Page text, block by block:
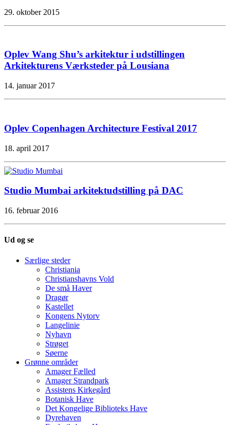
29. oktober 2015
Oplev Wang Shu’s arkitektur i udstillingen
Arkitekturens Værksteder på Lousiana
14. januar 2017
Oplev Copenhagen Architecture Festival 2017
18. april 2017
Studio Mumbai arkitektudstilling på DAC
16. februar 2016
Ud og se
Særlige steder
Christiania
Christianshavns Vold
De små Haver
Dragør
Kastellet
Kongens Nytorv
Langelinie
Nyhavn
Strøget
Søerne
Grønne områder
Amager Fælled
Amager Strandpark
Assistens Kirkegård
Botanisk Have
Det Kongelige Biblioteks Have
Dyrehaven